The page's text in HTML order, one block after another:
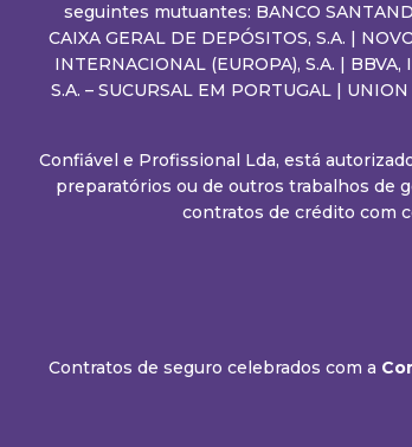
seguintes mutuantes: BANCO
CAIXA GERAL DE DEPÓSITOS, S.A. |
INTERNACIONAL (EUROPA), S.A. |
S.A. – SUCURSAL EM PORTUGAL |
Confiável e Profissional Lda, está
preparatórios ou de outros trabalhos de
contratos de crédito com
Contratos de seguro celebrados com a